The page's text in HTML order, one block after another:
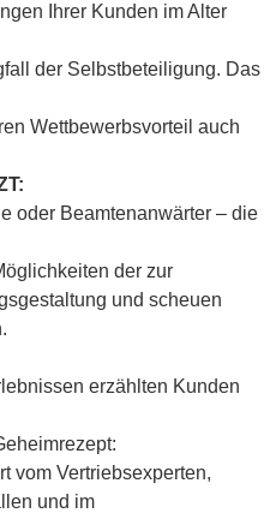
Ihrer Kunden im Alter
der Selbstbeteiligung. Das
Wettbewerbsvorteil auch
oder Beamtenanwärter – die
der zur
und scheuen
erzählten Kunden
vom Vertriebsexperten,
und im